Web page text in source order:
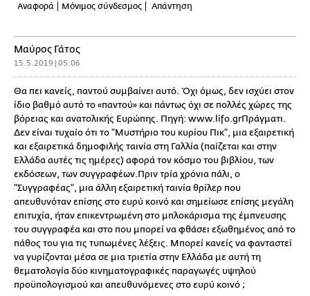
Αναφορά Μόνιμος σύνδεσμος Απάντηση
Μαύρος Γάτος
15.5.2019 | 05:06
Θα πει κανείς, παντού συμβαίνει αυτό. Όχι όμως, δεν ισχύει στον
ίδιο βαθμό αυτό το «παντού» και πάντως όχι σε πολλές χώρες της
βόρειας και ανατολικής Ευρώπης. Πηγή: www.lifo.grΠράγματι.
Δεν είναι τυχαίο ότι το "Μυστήριο του κυρίου Πικ", μια εξαιρετική
και εξαιρετικά δημοφιλής ταινία στη Γαλλία (παίζεται και στην
Ελλάδα αυτές τις ημέρες) αφορά τον κόσμο του βιβλίου, των
εκδόσεων, των συγγραφέων.Πριν τρία χρόνια πάλι, ο
"Συγγραφέας", μια άλλη εξαιρετική ταινία θρίλερ που
απευθυνόταν επίσης στο ευρύ κοινό και σημείωσε επίσης μεγάλη
επιτυχία, ήταν επικεντρωμένη στο μπλοκάρισμα της έμπνευσης
του συγγραφέα και στο που μπορεί να φθάσει εξωθημένος από το
πάθος του για τις τυπωμένες λέξεις. Μπορεί κανείς να φανταστεί
να γυρίζονται μέσα σε μια τριετία στην Ελλάδα με αυτή τη
θεματολογία δύο κινηματογραφικές παραγωγές υψηλού
προϋπολογισμού και απευθυνόμενες στο ευρύ κοινό ;